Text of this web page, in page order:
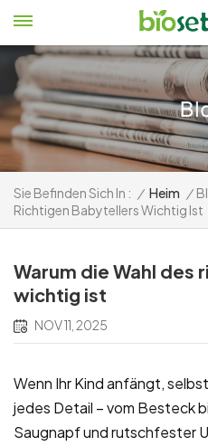
Sie Befinden Sich In : / Heim /
Richtigen Babytellers Wichtig Ist
Warum die Wahl des
wichtig ist
NOV 11, 2025
Wenn Ihr Kind anfängt,
jedes Detail – vom Besteck
Saugnapf und rutschfester